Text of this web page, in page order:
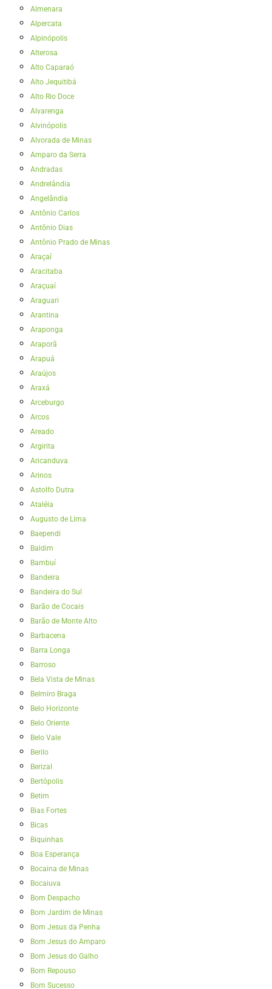
Almenara
Alpercata
Alpinópolis
Alterosa
Alto Caparaó
Alto Jequitibá
Alto Rio Doce
Alvarenga
Alvinópolis
Alvorada de Minas
Amparo da Serra
Andradas
Andrelândia
Angelândia
Antônio Carlos
Antônio Dias
Antônio Prado de Minas
Araçaí
Aracitaba
Araçuaí
Araguari
Arantina
Araponga
Araporã
Arapuá
Araújos
Araxá
Arceburgo
Arcos
Areado
Argirita
Aricanduva
Arinos
Astolfo Dutra
Ataléia
Augusto de Lima
Baependi
Baldim
Bambuí
Bandeira
Bandeira do Sul
Barão de Cocais
Barão de Monte Alto
Barbacena
Barra Longa
Barroso
Bela Vista de Minas
Belmiro Braga
Belo Horizonte
Belo Oriente
Belo Vale
Berilo
Berizal
Bertópolis
Betim
Bias Fortes
Bicas
Biquinhas
Boa Esperança
Bocaina de Minas
Bocaiuva
Bom Despacho
Bom Jardim de Minas
Bom Jesus da Penha
Bom Jesus do Amparo
Bom Jesus do Galho
Bom Repouso
Bom Sucesso